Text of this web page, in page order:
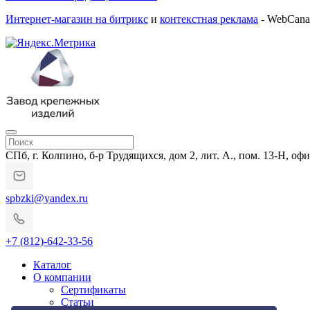
Интернет-магазин на битрикс и контекстная реклама -
СПб, г. Колпино, б-р Трудящихся, дом 2, лит. А., пом. 13-Н,
spbzki@yandex.ru
+7 (812)-642-33-56
Каталог
О компании
Сертификаты
Статьи